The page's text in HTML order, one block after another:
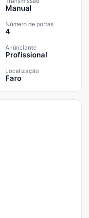
Manual
Número de portas
4
Anúnciante
Profissional
Localização
Faro